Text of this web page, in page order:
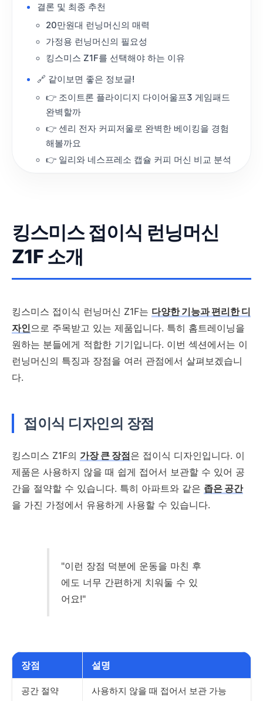
결론 및 최종 추천
20만원대 런닝머신의 매력
가정용 런닝머신의 필요성
킹스미스 Z1F를 선택해야 하는 이유
🔗 같이보면 좋은 정보글!
👉 조이트론 플라이디지 다이어울프3 게임패드
완벽할까
👉 센리 전자 커피저울로 완벽한 베이킹을 경험
해볼까요
👉 일리와 네스프레소 캡슐 커피 머신 비교 분석
킹스미스 접이식 런닝머신
Z1F 소개
킹스미스 접이식 런닝머신 Z1F는 다양한 기능과 편리한 디
자인으로 주목받고 있는 제품입니다. 특히 홈트레이닝을
원하는 분들에게 적합한 기기입니다. 이번 섹션에서는 이
런닝머신의 특징과 장점을 여러 관점에서 살펴보겠습니
다.
접이식 디자인의 장점
킹스미스 Z1F의 가장 큰 장점은 접이식 디자인입니다. 이
제품은 사용하지 않을 때 쉽게 접어서 보관할 수 있어 공
간을 절약할 수 있습니다. 특히 아파트와 같은 좁은 공간
을 가진 가정에서 유용하게 사용할 수 있습니다.
"이런 장점 덕분에 운동을 마친 후
에도 너무 간편하게 치워둘 수 있
어요!"
장점 설명
공간 절약 사용하지 않을 때 접어서 보관 가능